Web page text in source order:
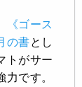
《ゴース
の書とし
トがサー
です。